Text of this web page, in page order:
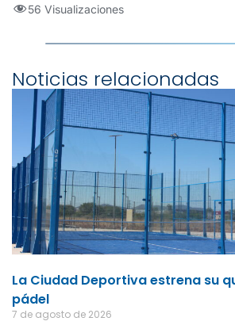
56 Visualizaciones
Noticias relacionadas
La Ciudad Deportiva estrena su
pádel
7 de agosto de 2026